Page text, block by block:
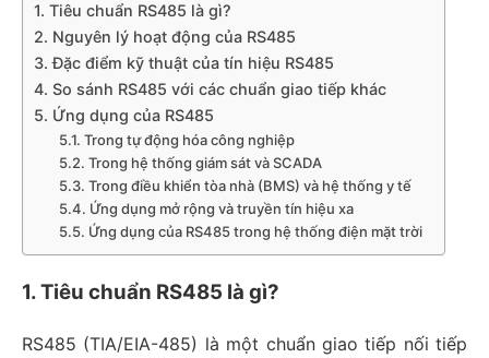
1. Tiêu chuẩn RS485 là gì?
2. Nguyên lý hoạt động của RS485
3. Đặc điểm kỹ thuật của tín hiệu RS485
4. So sánh RS485 với các chuẩn giao tiếp khác
5. Ứng dụng của RS485
5.1. Trong tự động hóa công nghiệp
5.2. Trong hệ thống giám sát và SCADA
5.3. Trong điều khiển tòa nhà (BMS) và hệ thống y tế
5.4. Ứng dụng mở rộng và truyền tín hiệu xa
5.5. Ứng dụng của RS485 trong hệ thống điện mặt trời
1. Tiêu chuẩn RS485 là gì?
RS485 (TIA/EIA-485) là một chuẩn giao tiếp nối tiếp